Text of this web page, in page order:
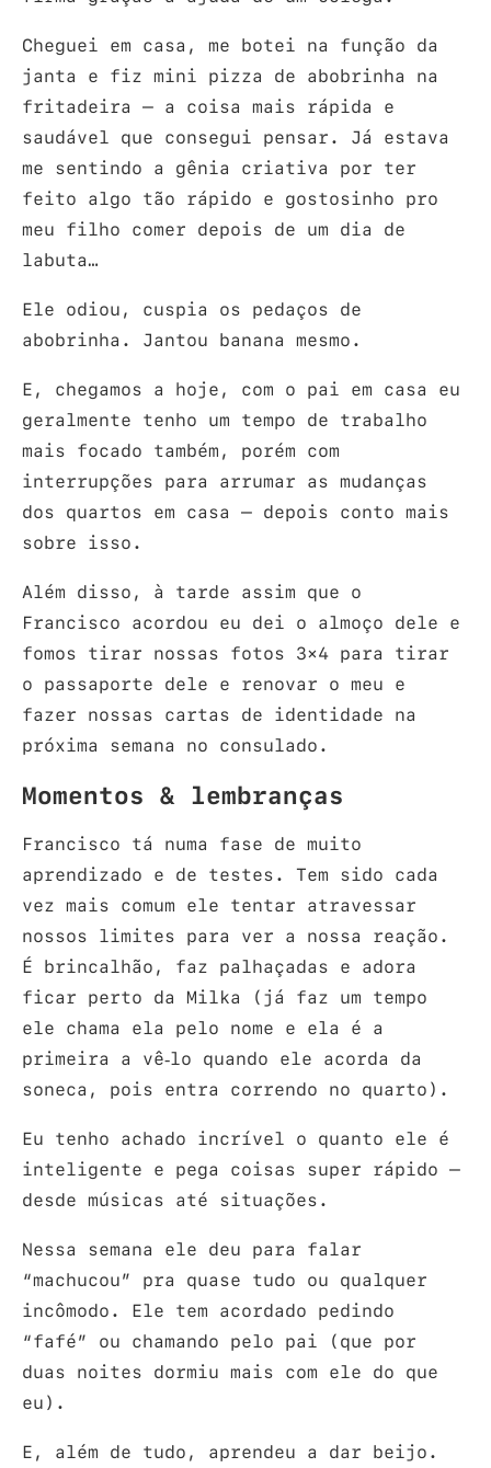
Cheguei em casa, me botei na função da
janta e fiz mini pizza de abobrinha na
fritadeira – a coisa mais rápida e
saudável que consegui pensar. Já estava
me sentindo a gênia criativa por ter
feito algo tão rápido e gostosinho pro
meu filho comer depois de um dia de
labuta…
Ele odiou, cuspia os pedaços de
abobrinha. Jantou banana mesmo.
E, chegamos a hoje, com o pai em casa eu
geralmente tenho um tempo de trabalho
mais focado também, porém com
interrupções para arrumar as mudanças
dos quartos em casa – depois conto mais
sobre isso.
Além disso, à tarde assim que o
Francisco acordou eu dei o almoço dele e
fomos tirar nossas fotos 3×4 para tirar
o passaporte dele e renovar o meu e
fazer nossas cartas de identidade na
próxima semana no consulado.
Momentos & lembranças
Francisco tá numa fase de muito
aprendizado e de testes. Tem sido cada
vez mais comum ele tentar atravessar
nossos limites para ver a nossa reação.
É brincalhão, faz palhaçadas e adora
ficar perto da Milka (já faz um tempo
ele chama ela pelo nome e ela é a
primeira a vê-lo quando ele acorda da
soneca, pois entra correndo no quarto).
Eu tenho achado incrível o quanto ele é
inteligente e pega coisas super rápido –
desde músicas até situações.
Nessa semana ele deu para falar
“machucou” pra quase tudo ou qualquer
incômodo. Ele tem acordado pedindo
“fafé” ou chamando pelo pai (que por
duas noites dormiu mais com ele do que
eu).
E, além de tudo, aprendeu a dar beijo.